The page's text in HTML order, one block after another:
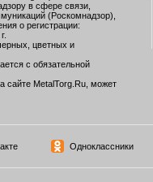
в сфере связи,
(Роскомнадзор),
о регистрации:
цветных и
с обязательной
сайте MetalTorg.Ru, может
Одноклассники